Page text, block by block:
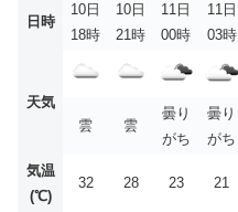
日時
10日
18時
10日
21時
11日
00時
11日
03時
天気
雲
雲
曇り
がち
曇り
がち
気温
(℃)
32 28 23 21